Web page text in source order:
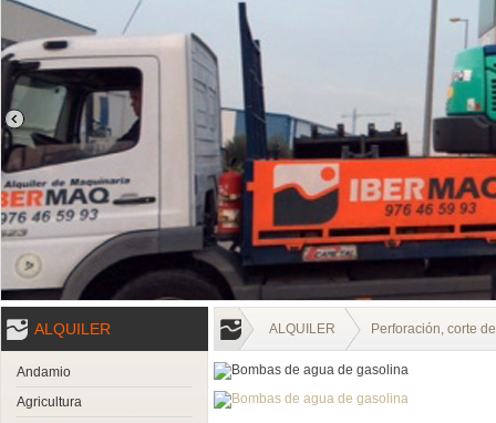
ALQUILER
Andamio
Agricultura
ALQUILER Perforación, corte